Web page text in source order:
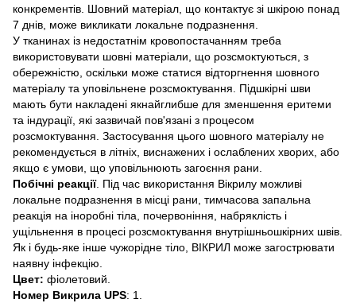
конкрементів. Шовний матеріал, що контактує зі шкірою понад
7 днів, може викликати локальне подразнення.
У тканинах із недостатнім кровопостачанням треба
використовувати шовні матеріали, що розсмоктуються, з
обережністю, оскільки може статися відторгнення шовного
матеріалу та уповільнене розсмоктування. Підшкірні шви
мають бути накладені якнайглибше для зменшення еритеми
та індурації, які зазвичай пов'язані з процесом
розсмоктування. Застосування цього шовного матеріалу не
рекомендується в літніх, виснажених і ослаблених хворих, або
якщо є умови, що уповільнюють загоєння рани.
Побічні реакції. Під час використання Вікрилу можливі
локальне подразнення в місці рани, тимчасова запальна
реакція на іноробні тіла, почервоніння, набряклість і
ущільнення в процесі розсмоктування внутрішньошкірних швів.
Як і будь-яке інше чужорідне тіло, ВІКРИЛ може загострювати
наявну інфекцію.
Цвет: фіолетовий.
Номер Викрила UPS: 1.